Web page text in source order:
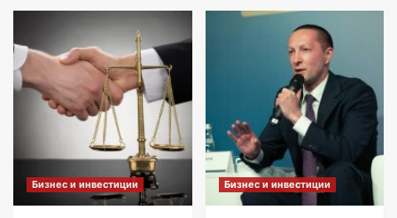
Бизнес и инвестиции Бизнес и инвестиции